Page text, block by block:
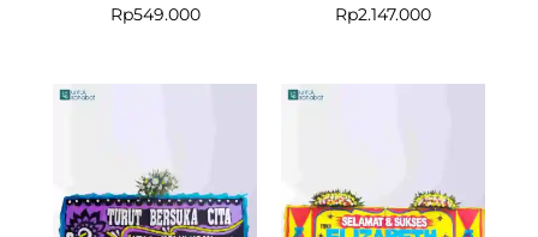
Rp549.000
Rp2.147.000